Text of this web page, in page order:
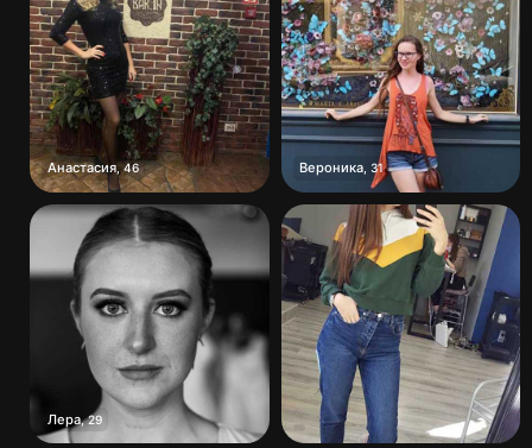
Анастасия,46 Вероника, 31
Лера,29